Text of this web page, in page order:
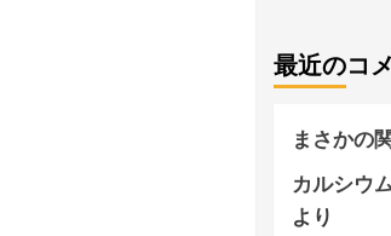
最近のコ
まさかの
カルシウ
より